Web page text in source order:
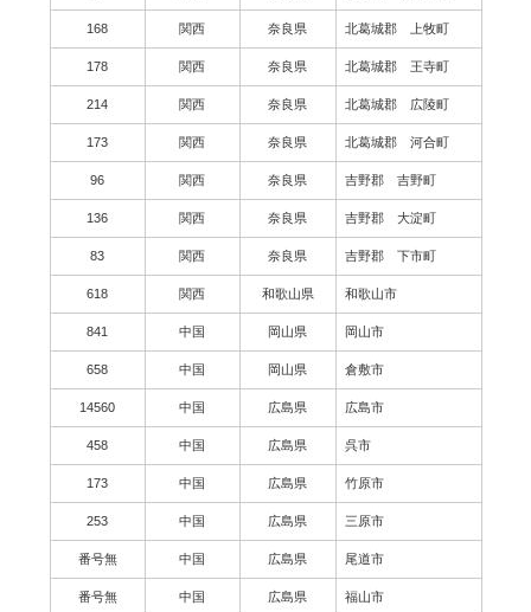
168 関西 奈良県 北葛城郡 上牧町
178 関西 奈良県 北葛城郡 王寺町
214 関西 奈良県 北葛城郡 広陵町
173 関西 奈良県 北葛城郡 河合町
96 関西 奈良県 吉野郡 吉野町
136 関西 奈良県 吉野郡 大淀町
83 関西 奈良県 吉野郡 下市町
618 関西 和歌山県 和歌山市
841 中国 岡山県 岡山市
658 中国 岡山県 倉敷市
14560 中国 広島県 広島市
458 中国 広島県 呉市
173 中国 広島県 竹原市
253 中国 広島県 三原市
番号無 中国 広島県 尾道市
番号無 中国 広島県 福山市